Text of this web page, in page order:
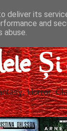
Horror,
deliver its
and
abuse.